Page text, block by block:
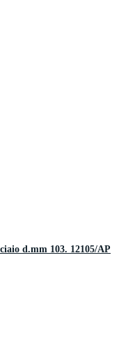
d.mm 103. 12105/AP